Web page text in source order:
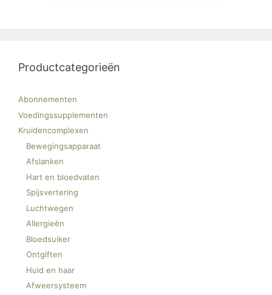
Productcategorieën
Abonnementen
Voedingssupplementen
Kruidencomplexen
Bewegingsapparaat
Afslanken
Hart en bloedvaten
Spijsvertering
Luchtwegen
Allergieën
Bloedsuiker
Ontgiften
Huid en haar
Afweersysteem